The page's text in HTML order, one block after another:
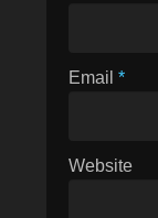
Email *
Website